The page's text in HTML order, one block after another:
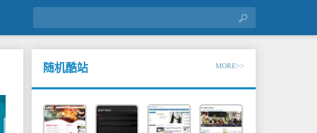
随机酷站 MORE>>